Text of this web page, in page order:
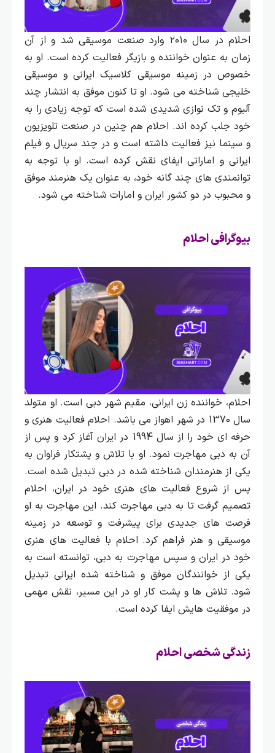
احلام در سال ۲۰۱۰ وارد صنعت موسیقی شد و از آن
زمان به عنوان خواننده و بازیگر فعالیت کرده است. او به
خصوص در زمینه موسیقی کلاسیک ایرانی و موسیقی
خلیجی شناخته می‌ شود. او تا کنون موفق به انتشار چند
آلبوم و تک‌ نوازی شدیدی شده است که توجه زیادی را به
خود جلب کرده‌ اند. احلام هم چنین در صنعت تلویزیون
و سینما نیز فعالیت داشته است و در چند سریال و فیلم
ایرانی و اماراتی ایفای نقش کرده است. او با توجه به
توانمندی‌ های چند گانه خود، به عنوان یک هنرمند موفق
و محبوب در دو کشور ایران و امارات شناخته می‌ شود.
بیوگرافی احلام
احلام، خواننده زن ایرانی، مقیم شهر دبی است. او متولد
سال 1370 در شهر اهواز می‌ باشد.
احلام فعالیت هنری و
حرفه‌ ای خود را از سال 1994 در ایران آغاز کرد و پس از
آن به دبی مهاجرت نمود. او با تلاش و پشتکار فراوان به
یکی از هنرمندان شناخته شده در دبی تبدیل شده است.
پس از شروع فعالیت‌ های هنری خود در ایران، احلام
تصمیم گرفت تا به دبی مهاجرت کند. این مهاجرت به او
فرصت‌ های جدیدی برای پیشرفت و توسعه در زمینه
موسیقی و هنر فراهم کرد. احلام با فعالیت‌ های هنری
خود در ایران و سپس مهاجرت به دبی، توانسته است به
یکی از خوانندگان موفق و شناخته شده ایرانی تبدیل
شود. تلاش‌ ها و پشت کار او در این مسیر، نقش مهمی
در موفقیت‌ هایش ایفا کرده است.
زندگی شخصی احلام